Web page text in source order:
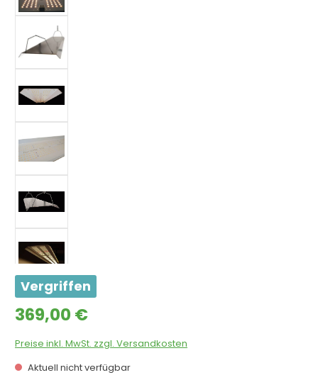
Vergriffen
Regulärer Preis:
369,00 €
Preise inkl. MwSt. zzgl. Versandkosten
Aktuell nicht verfügbar